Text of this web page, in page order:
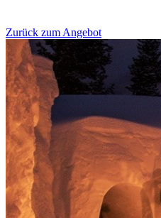
Zurück zum Angebot